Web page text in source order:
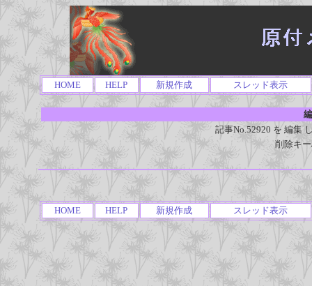
HOME HELP 新規作成 スレッド表示
記事No.52920 を 編集
削除キ
HOME HELP 新規作成 スレッド表示